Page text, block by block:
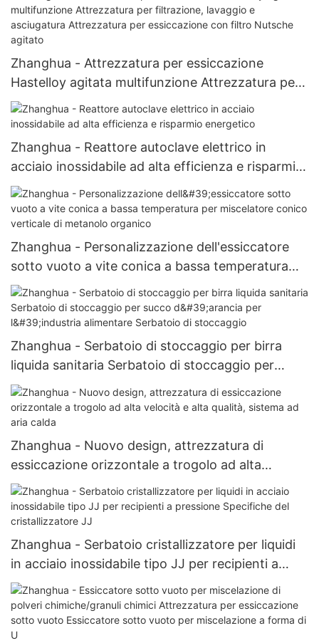
Zhanghua - Attrezzatura per essiccazione
Hastelloy agitata multifunzione Attrezzatura per
filtrazione, lavaggio e asciugatura Attrezzatura
per essiccazione con filtro Nutsche agitato
Zhanghua - Reattore autoclave elettrico in
acciaio inossidabile ad alta efficienza e risparmio
energetico
Zhanghua - Personalizzazione dell'essiccatore
sotto vuoto a vite conica a bassa temperatura
per miscelatore conico verticale di metanolo
organico
Zhanghua - Serbatoio di stoccaggio per birra
liquida sanitaria Serbatoio di stoccaggio per
succo d'arancia per l'industria alimentare
Serbatoio di stoccaggio
Zhanghua - Nuovo design, attrezzatura di
essiccazione orizzontale a trogolo ad alta
velocità e alta qualità, sistema ad aria calda
Zhanghua - Serbatoio cristallizzatore per liquidi
in acciaio inossidabile tipo JJ per recipienti a
pressione Specifiche del cristallizzatore JJ